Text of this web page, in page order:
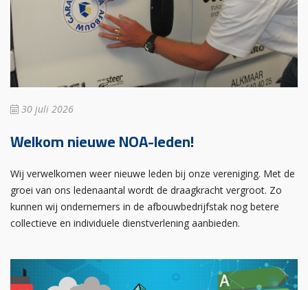
30 juli 2026
Welkom nieuwe NOA-leden!
Wij verwelkomen weer nieuwe leden bij onze vereniging. Met de
groei van ons ledenaantal wordt de draagkracht vergroot. Zo
kunnen wij ondernemers in de afbouwbedrijfstak nog betere
collectieve en individuele dienstverlening aanbieden.